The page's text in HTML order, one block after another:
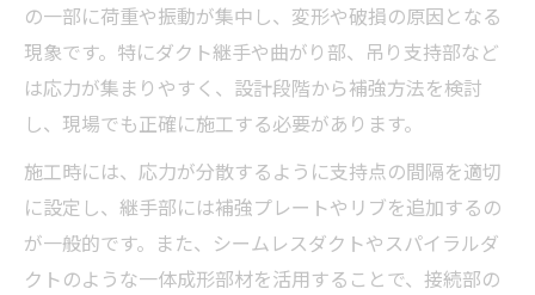
の一部に荷重や振動が集中し、変形や破損の原因となる
現象です。特にダクト継手や曲がり部、吊り支持部など
は応力が集まりやすく、設計段階から補強方法を検討
し、現場でも正確に施工する必要があります。
施工時には、応力が分散するように支持点の間隔を適切
に設定し、継手部には補強プレートやリブを追加するの
が一般的です。また、シームレスダクトやスパイラルダ
クトのような一体成形部材を活用することで、接続部の